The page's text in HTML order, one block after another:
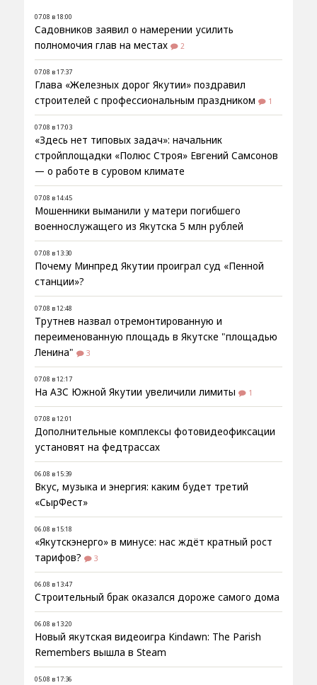
07.08 в 18:00
Садовников заявил о намерении усилить
полномочия глав на местах
2
07.08 в 17:37
Глава «Железных дорог Якутии» поздравил
строителей с профессиональным праздником
1
07.08 в 17:03
«Здесь нет типовых задач»: начальник
стройплощадки «Полюс Строя» Евгений Самсонов
— о работе в суровом климате
07.08 в 14:45
Мошенники выманили у матери погибшего
военнослужащего из Якутска 5 млн рублей
07.08 в 13:30
Почему Минпред Якутии проиграл суд «Пенной
станции»?
07.08 в 12:48
Трутнев назвал отремонтированную и
переименованную площадь в Якутске "площадью
Ленина"
3
07.08 в 12:17
На АЗС Южной Якутии увеличили лимиты 1
07.08 в 12:01
Дополнительные комплексы фотовидеофиксации
установят на федтрассах
06.08 в 15:39
Вкус, музыка и энергия: каким будет третий
«СырФест»
06.08 в 15:18
«Якутскэнерго» в минусе: нас ждёт кратный рост
тарифов?
3
06.08 в 13:47
Строительный брак оказался дороже самого дома
06.08 в 13:20
Новый якутская видеоигра Kindawn: The Parish
Remembers вышла в Steam
05.08 в 17:36